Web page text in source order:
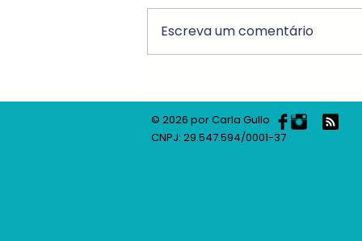
Fantasma, de Rafael Gallo
Escreva um comentário
© 2026 por Carla Gullo
CNPJ: 29.547.594/0001-37